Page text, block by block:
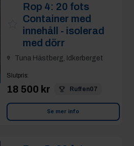
Rop 4: 20 fots
Container med
innehåll - isolerad
med dörr
Tuna Hästberg, Idkerberget
Slutpris:
18 500 kr Ruffen07
Se mer info